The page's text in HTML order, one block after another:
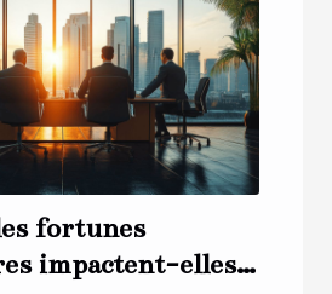
fortunes
impactent-elles